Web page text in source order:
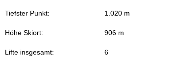
Tiefster Punkt: 1.020 m
Höhe Skiort: 906 m
Lifte insgesamt: 6